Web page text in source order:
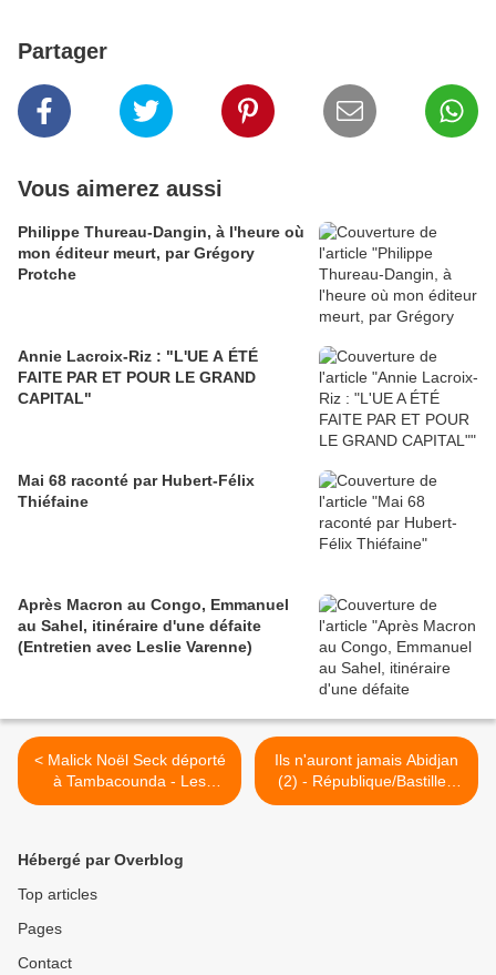
Partager
Vous aimerez aussi
Philippe Thureau-Dangin, à l'heure où
mon éditeur meurt, par Grégory
Protche
Annie Lacroix-Riz : "L'UE A ÉTÉ
FAITE PAR ET POUR LE GRAND
CAPITAL"
Mai 68 raconté par Hubert-Félix
Thiéfaine
Après Macron au Congo, Emmanuel
au Sahel, itinéraire d'une défaite
(Entretien avec Leslie Varenne)
< Malick Noël Seck déporté
à Tambacounda - Les
Sénégalais méritent leur
Ils n'auront jamais Abidjan
(2) - République/Bastille -
12/11/2011 >
Hébergé par Overblog
Top articles
Pages
Contact